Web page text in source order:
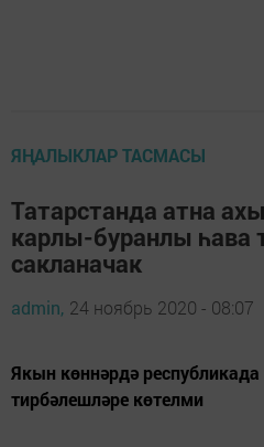
ЯҢАЛЫКЛАР ТАСМАСЫ
Татарстанда атна
карлы-буранлы
сакланачак
admin, 24 ноябрь 2020 - 08:07
Якын көннәрдә
тирбәлешләре көтелми